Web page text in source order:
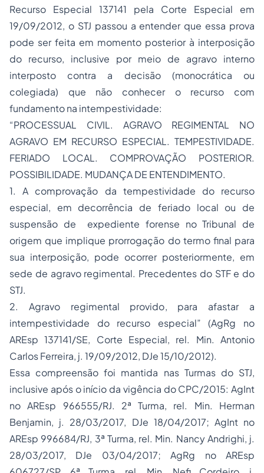
Recurso Especial 137141 pela Corte Especial em
19/09/2012, o STJ passou a entender que essa prova
pode ser feita em momento posterior à interposição
do recurso, inclusive por meio de agravo interno
interposto contra a decisão (monocrática ou
colegiada) que não conhecer o recurso com
fundamento na intempestividade:
“PROCESSUAL CIVIL. AGRAVO REGIMENTAL NO
AGRAVO EM RECURSO ESPECIAL. TEMPESTIVIDADE.
FERIADO LOCAL. COMPROVAÇÃO POSTERIOR.
POSSIBILIDADE. MUDANÇA DE ENTENDIMENTO.
1. A comprovação da tempestividade do recurso
especial, em decorrência de feriado local ou de
suspensão de expediente forense no Tribunal de
origem que implique prorrogação do termo final para
sua interposição, pode ocorrer posteriormente, em
sede de agravo regimental. Precedentes do STF e do
STJ.
2. Agravo regimental provido, para afastar a
intempestividade do recurso especial” (AgRg no
AREsp 137141/SE, Corte Especial, rel. Min. Antonio
Carlos Ferreira, j. 19/09/2012, DJe 15/10/2012).
Essa compreensão foi mantida nas Turmas do STJ,
inclusive após o início da vigência do CPC/2015: AgInt
no AREsp 966555/RJ. 2ª Turma, rel. Min. Herman
Benjamin, j. 28/03/2017, DJe 18/04/2017; AgInt no
AREsp 996684/RJ, 3ª Turma, rel. Min. Nancy Andrighi, j.
28/03/2017, DJe 03/04/2017; AgRg no AREsp